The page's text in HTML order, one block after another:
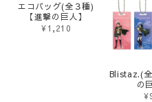
エコバッグ(全３種)
【進撃の巨人】
¥1,210
Blistaz.(
の